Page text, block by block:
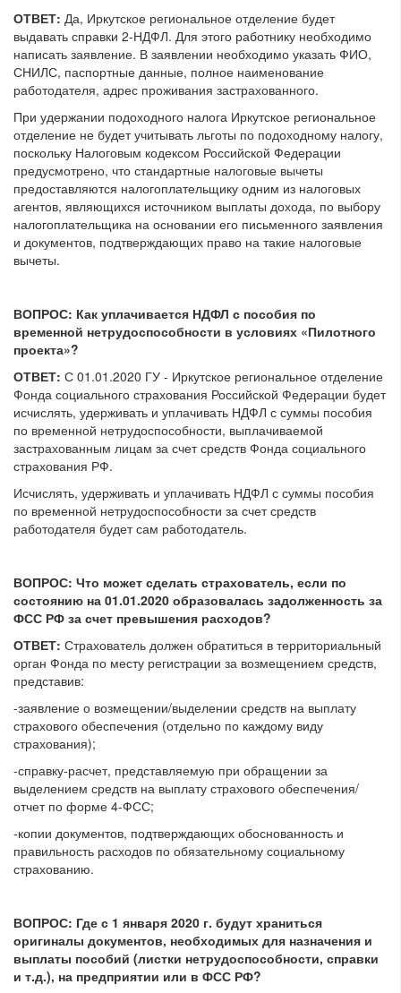
ОТВЕТ: Да, Иркутское региональное отделение будет
выдавать справки 2-НДФЛ. Для этого работнику необходимо
написать заявление. В заявлении необходимо указать ФИО,
СНИЛС, паспортные данные, полное наименование
работодателя, адрес проживания застрахованного.
При удержании подоходного налога Иркутское региональное
отделение не будет учитывать льготы по подоходному налогу,
поскольку Налоговым кодексом Российской Федерации
предусмотрено, что стандартные налоговые вычеты
предоставляются налогоплательщику одним из налоговых
агентов, являющихся источником выплаты дохода, по выбору
налогоплательщика на основании его письменного заявления
и документов, подтверждающих право на такие налоговые
вычеты.
ВОПРОС: Как уплачивается НДФЛ с пособия по
временной нетрудоспособности в условиях «Пилотного
проекта»?
ОТВЕТ: С 01.01.2020 ГУ - Иркутское региональное отделение
Фонда социального страхования Российской Федерации будет
исчислять, удерживать и уплачивать НДФЛ с суммы пособия
по временной нетрудоспособности, выплачиваемой
застрахованным лицам за счет средств Фонда социального
страхования РФ.
Исчислять, удерживать и уплачивать НДФЛ с суммы пособия
по временной нетрудоспособности за счет средств
работодателя будет сам работодатель.
ВОПРОС: Что может сделать страхователь, если по
состоянию на 01.01.2020 образовалась задолженность за
ФСС РФ за счет превышения расходов?
ОТВЕТ: Страхователь должен обратиться в территориальный
орган Фонда по месту регистрации за возмещением средств,
представив:
-заявление о возмещении/выделении средств на выплату
страхового обеспечения (отдельно по каждому виду
страхования);
-справку-расчет, представляемую при обращении за
выделением средств на выплату страхового обеспечения/
отчет по форме 4-ФСС;
-копии документов, подтверждающих обоснованность и
правильность расходов по обязательному социальному
страхованию.
ВОПРОС: Где с 1 января 2020 г. будут храниться
оригиналы документов, необходимых для назначения и
выплаты пособий (листки нетрудоспособности, справки
и т.д.), на предприятии или в ФСС РФ?